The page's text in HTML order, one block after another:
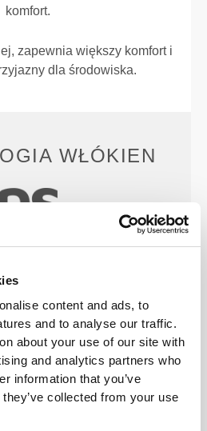
content and ads, to
and to analyse our traffic.
about your use of our site with
and analytics partners who
information that you’ve
collected from your use
komfort.
zapewnia większy komfort i
dla środowiska.
WŁÓKIEN
Poliester / 3% Elastan
własna, niezwykle
włókien opracowana w
odpowiedni poziom
elastyczność dla lepszych
i komfortu. PoliStretch©